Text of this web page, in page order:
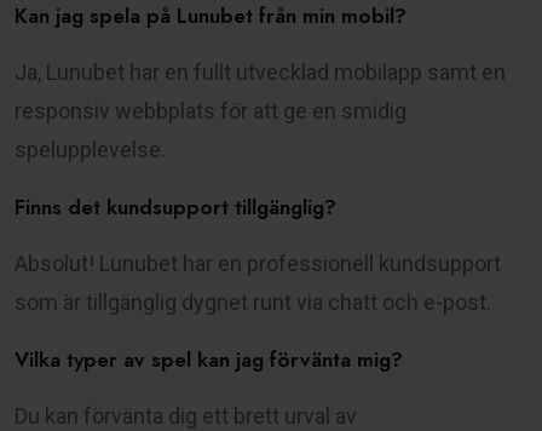
Kan jag spela på Lunubet från min mobil?
Ja, Lunubet har en fullt utvecklad mobilapp samt en
responsiv webbplats för att ge en smidig
spelupplevelse.
Finns det kundsupport tillgänglig?
Absolut! Lunubet har en professionell kundsupport
som är tillgänglig dygnet runt via chatt och e-post.
Vilka typer av spel kan jag förvänta mig?
Du kan förvänta dig ett brett urval av